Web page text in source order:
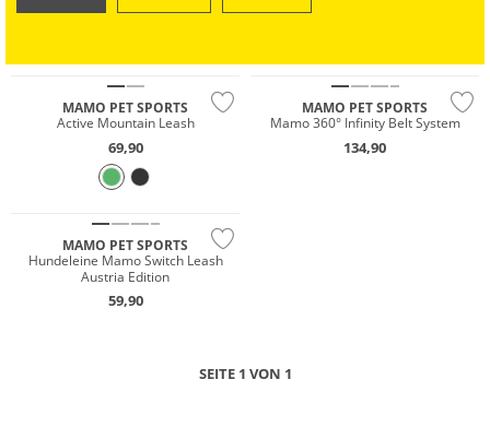
MAMO PET SPORTS
Active Mountain Leash
69,90
MAMO PET SPORTS
Mamo 360° Infinity Belt System
134,90
MAMO PET SPORTS
Hundeleine Mamo Switch Leash
Austria Edition
59,90
SEITE 1 VON 1